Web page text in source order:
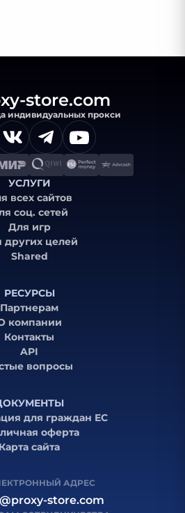
store.com
индивидуальных прокси
УСЛУГИ
всех сайтов
соц. сетей
Для игр
других целей
Shared
РЕСУРСЫ
Партнерам
компании
Контакты
API
вопросы
для граждан ЕС
оферта
Карта сайта
АДРЕС
store.com